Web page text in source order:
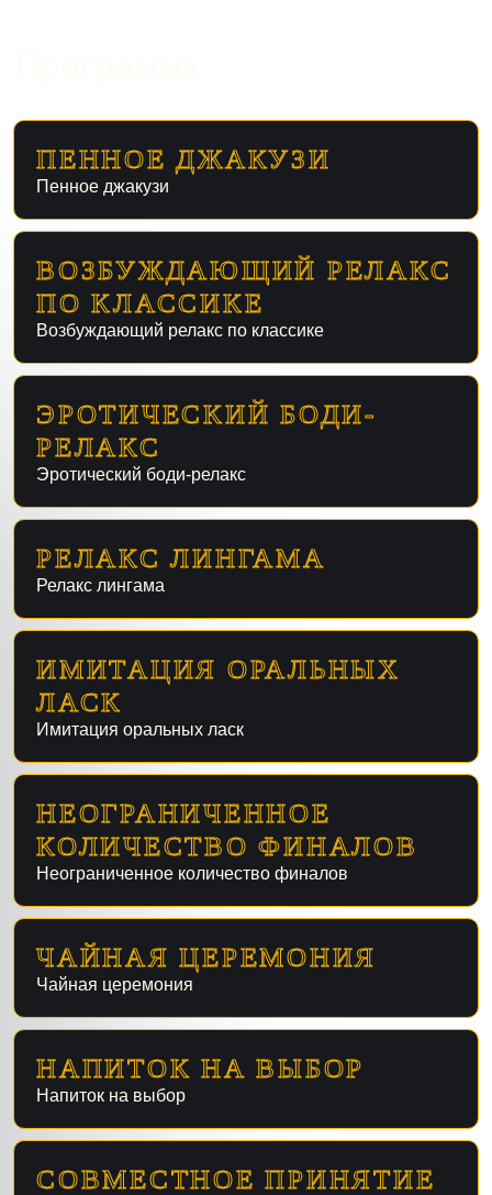
ПЕННОЕ ДЖАКУЗИ
Пенное джакузи
ВОЗБУЖДАЮЩИЙ РЕЛАКС
ПО КЛАССИКЕ
Возбуждающий релакс по классике
ЭРОТИЧЕСКИЙ БОДИ-
РЕЛАКС
Эротический боди-релакс
РЕЛАКС ЛИНГАМА
Релакс лингама
ИМИТАЦИЯ ОРАЛЬНЫХ
ЛАСК
Имитация оральных ласк
НЕОГРАНИЧЕННОЕ
КОЛИЧЕСТВО ФИНАЛОВ
Неограниченное количество финалов
ЧАЙНАЯ ЦЕРЕМОНИЯ
Чайная церемония
НАПИТОК НА ВЫБОР
Напиток на выбор
СОВМЕСТНОЕ ПРИНЯТИЕ